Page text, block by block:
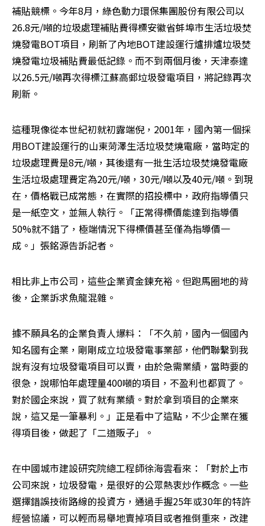
補貼競標。今年8月，綠色動力環保集團股份有限公司以
26.8元/噸的垃圾處理補貼費得標安徽省蚌埠市生活垃圾焚
燒發電BOT項目，刷新了內地BOT建設運行爐排爐垃圾焚
燒發電垃圾補貼費最低記錄。而不到兩個月後，天津泰達
以26.5元/噸再次得標江蘇高郵垃圾發電項目，將記錄再次
刷新。
這種現像從本世紀初就初露端倪，2001年，國內第一個採
用BOT建設運行的山東菏澤生活垃圾焚燒電廠，當時定的
垃圾處理費是8元/噸，其後還有一批生活垃圾焚燒發電廠
生活垃圾處理費定為20元/噸，30元/噸以及40元/噸。到現
在，價格戰已成常態，在實際的招投標中，政府指導價只
是一紙空文，並無人執行。「正常得標價能達到指導價
50%就不錯了，極端情況下得標價甚至僅為指導價一
成。」張銘源告訴記者。
相比非上市公司，這些企業資金鍊充裕。但跑馬圈地的背
後，企業訴求魚龍混雜。
據不願具名的企業負責人爆料：「不久前，國內一個國內
知名國有企業，剛剛成立垃圾發電事業部，他們聯繫到我
說有沒有垃圾發電項目可以賣，由於急需業績，當時要的
很急，說哪怕年處理量400噸的項目，不盈利也都買了。
對於國企來說，買了就有業績。對於拿到項目的企業來
說，這又是一筆暴利。」正是看中了這點，不少企業在獲
得項目後，做起了「二道販子」。
在中國城市建設研究院總工程師徐海雲看來：「對於上市
公司來說，垃圾發電，是很好的公眾熱衷炒作概念。一些
選擇錯誤技術路線的投資方，通過手握25年或30年的特許
經營協議，可以輕而易舉地賣掉項目或者推倒重來，改建